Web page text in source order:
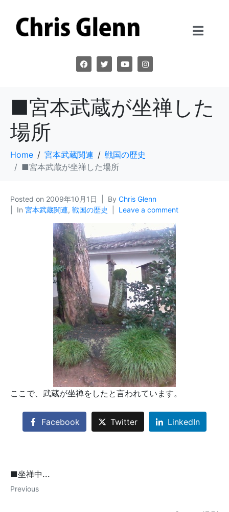
■宮本武蔵が坐禅した
場所
Home 宮本武蔵関連
戦国の歴史
■宮本武蔵が坐禅した場所
Posted on 2009年10月1日 By Chris Glenn
In 宮本武蔵関連, 戦国の歴史 Leave a comment
ここで、武蔵が坐禅をしたと言われています。
Facebook Twitter LinkedIn
■坐禅中...
Previous